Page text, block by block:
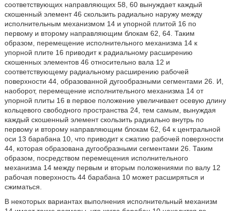
соответствующих направляющих 58, 60 вынуждает каждый
скошенный элемент 46 скользить радиально наружу между
исполнительным механизмом 14 и упорной плитой 16 по
первому и второму направляющим блокам 62, 64. Таким
образом, перемещение исполнительного механизма 14 к
упорной плите 16 приводит к радиальному расширению
скошенных элементов 46 относительно вала 12 и
соответствующему радиальному расширению рабочей
поверхности 44, образованной дугообразными сегментами 26. И,
наоборот, перемещение исполнительного механизма 14 от
упорной плиты 16 в первое положение увеличивает осевую длину
кольцевого свободного пространства 24, тем самым, вынуждая
каждый скошенный элемент скользить радиально внутрь по
первому и второму направляющим блокам 62, 64 к центральной
оси 13 барабана 10, что приводит к сжатию рабочей поверхности
44, которая образована дугообразными сегментами 26. Таким
образом, посредством перемещения исполнительного
механизма 14 между первым и вторым положениями по валу 12
рабочая поверхность 44 барабана 10 может расширяться и
сжиматься.
В некоторых вариантах выполнения исполнительный механизм